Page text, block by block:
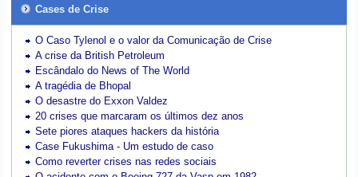
Cases de Crise
O Caso Tylenol e o valor da Comunicação de Crise
A crise da British Petroleum
Escândalo do News of The World
A tragédia de Bhopal
O desastre do Exxon Valdez
20 crises que marcaram os últimos dez anos
Sete piores ataques hackers da história
Case Fukushima - Um estudo de caso
Como reverter crises nas redes sociais